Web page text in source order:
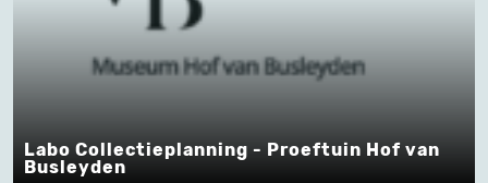
Labo Collectieplanning - Proeftuin Hof van
Busleyden